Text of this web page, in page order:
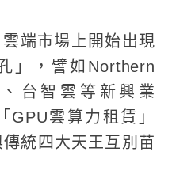
端市場上開始出現
」，譬如Northern
台智雲等新興業
GPU雲算力租賃」
傳統四大天王互別苗